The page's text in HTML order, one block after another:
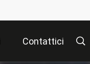
Contattici